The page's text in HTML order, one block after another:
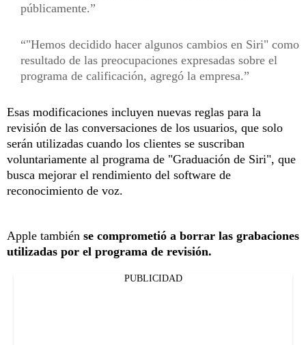
públicamente.
"Hemos decidido hacer algunos cambios en Siri" como
resultado de las preocupaciones expresadas sobre el
programa de calificación, agregó la empresa.
Esas modificaciones incluyen nuevas reglas para la
revisión de las conversaciones de los usuarios, que solo
serán utilizadas cuando los clientes se suscriban
voluntariamente al programa de "Graduación de Siri", que
busca mejorar el rendimiento del software de
reconocimiento de voz.
Apple también se comprometió a borrar las grabaciones
utilizadas por el programa de revisión.
PUBLICIDAD